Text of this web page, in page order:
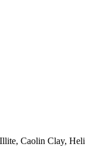
Caolin Clay,